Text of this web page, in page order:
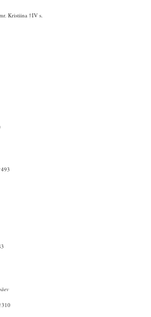
Kristiina †IV s.